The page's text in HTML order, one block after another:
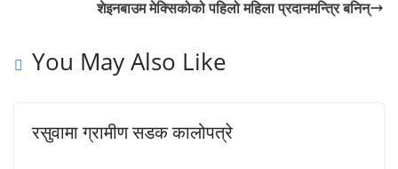
शेइनबाउम मेक्सिकोको पहिलो महिला प्रदानमन्त्रि बनिन्
You May Also Like
रसुवामा ग्रामीण सडक कालोपत्रे